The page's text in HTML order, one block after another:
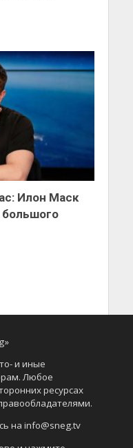
Илон Маск
большого
и иные
Любое
ресурсах
на info@sneg.tv